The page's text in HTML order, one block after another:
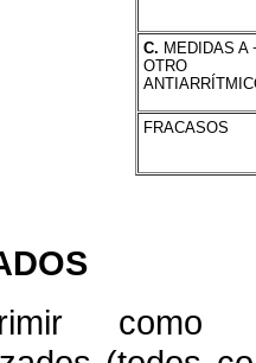
C. MEDIDAS A
OTRO
FRACASOS
como